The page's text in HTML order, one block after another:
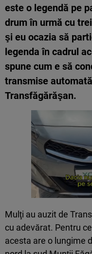
este o legendă pe
drum în urmă cu
şi eu ocazia să
legenda în cadrul
spune cum e să
transmise
Transfăgărăşan.
Mulţi au auzit de
cu adevărat. Pentru
acesta are o lungime